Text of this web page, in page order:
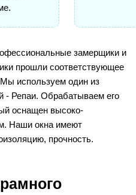
замерщики и
прошли соответствующее
используем один из
- Репаи. Обрабатываем его
оснащен высоко-
Наши окна имеют
прочность.